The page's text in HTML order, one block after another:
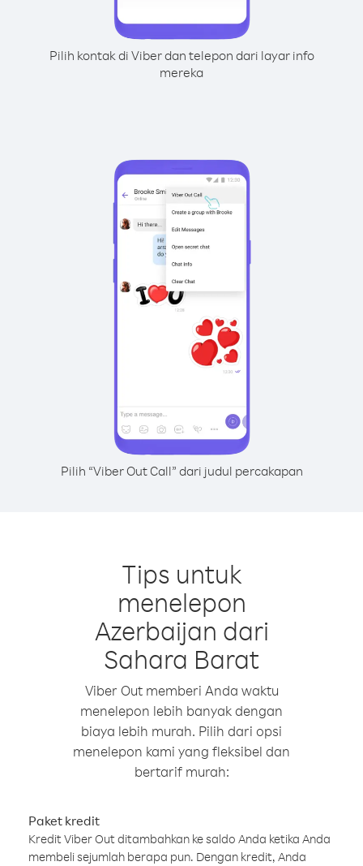
Pilih kontak di Viber dan telepon dari layar info
mereka
Pilih “Viber Out Call” dari judul percakapan
Tips untuk
menelepon
Azerbaijan dari
Sahara Barat
Viber Out memberi Anda waktu
menelepon lebih banyak dengan
biaya lebih murah. Pilih dari opsi
menelepon kami yang fleksibel dan
bertarif murah:
Paket kredit
Kredit Viber Out ditambahkan ke saldo Anda ketika Anda
membeli sejumlah berapa pun. Dengan kredit, Anda